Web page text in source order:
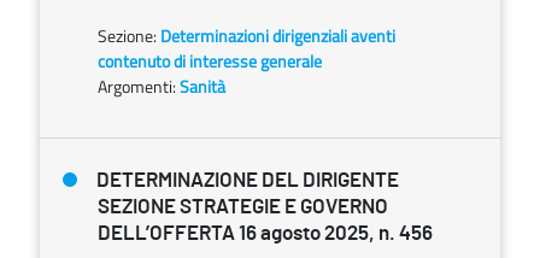
Sezione: Determinazioni dirigenziali aventi
contenuto di interesse generale
Argomenti:Sanità
DETERMINAZIONE DEL DIRIGENTE
SEZIONE STRATEGIE E GOVERNO
DELL’OFFERTA 16 agosto 2025, n. 456